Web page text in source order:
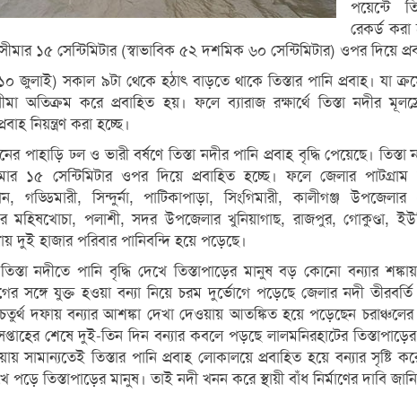
পয়েন্টে
রেকর্ড
১৫ সেন্টিমিটার (স্বাভাবিক ৫২ দশমিক ৬০ সেন্টিমিটার) ওপর দিয়ে
সকাল ৯টা থেকে হঠাৎ বাড়তে থাকে তিস্তার পানি প্রবাহ। যা
অতিক্রম করে প্রবাহিত হয়। ফলে ব্যারাজ রক্ষার্থে তিস্তা নদীর
নিয়ন্ত্রণ করা হচ্ছে।
পাহাড়ি ঢল ও ভারী বর্ষণে তিস্তা নদীর পানি প্রবাহ বৃদ্ধি পেয়েছে। তিস্তা
১৫ সেন্টিমিটার ওপর দিয়ে প্রবাহিত হচ্ছে। ফলে জেলার
গড্ডিমারী, সিন্দুর্না, পাটিকাপাড়া, সিংগিমারী, কালীগঞ্জ
মহিষখোচা, পলাশী, সদর উপজেলার খুনিয়াগাছ, রাজপুর, গোকুণ্ডা,
দুই হাজার পরিবার পানিবন্দি হয়ে পড়েছে।
নদীতে পানি বৃদ্ধি দেখে তিস্তাপাড়ের মানুষ বড় কোনো বন্যার শঙ্কায়
সঙ্গে যুক্ত হওয়া বন্যা নিয়ে চরম দুর্ভোগে পড়েছে জেলার নদী
দফায় বন্যার আশঙ্কা দেখা দেওয়ায় আতঙ্কিত হয়ে পড়েছেন
শেষে দুই-তিন দিন বন্যার কবলে পড়ছে লালমনিরহাটের
সামান্যতেই তিস্তার পানি প্রবাহ লোকালয়ে প্রবাহিত হয়ে বন্যার সৃষ্টি
তিস্তাপাড়ের মানুষ। তাই নদী খনন করে স্থায়ী বাঁধ নির্মাণের দাবি